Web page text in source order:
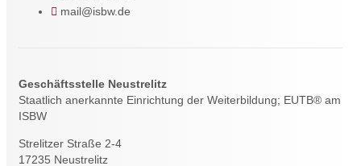
mail@isbw.de
Geschäftsstelle Neustrelitz
Staatlich anerkannte Einrichtung der Weiterbildung; EUTB® am
ISBW
Strelitzer Straße 2-4
17235 Neustrelitz